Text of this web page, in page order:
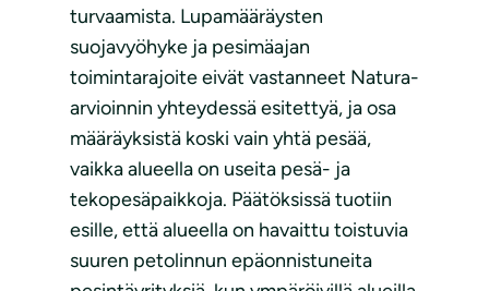
turvaamista. Lupamääräysten
suojavyöhyke ja pesimäajan
toimintarajoite eivät vastanneet Natura-
arvioinnin yhteydessä esitettyä, ja osa
määräyksistä koski vain yhtä pesää,
vaikka alueella on useita pesä- ja
tekopesäpaikkoja. Päätöksissä tuotiin
esille, että alueella on havaittu toistuvia
suuren petolinnun epäonnistuneita